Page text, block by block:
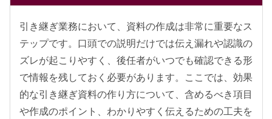
引き継ぎ業務において、資料の作成は非常に重要なス
テップです。口頭での説明だけでは伝え漏れや認識の
ズレが起こりやすく、後任者がいつでも確認できる形
で情報を残しておく必要があります。ここでは、効果
的な引き継ぎ資料の作り方について、含めるべき項目
や作成のポイント、わかりやすく伝えるための工夫を